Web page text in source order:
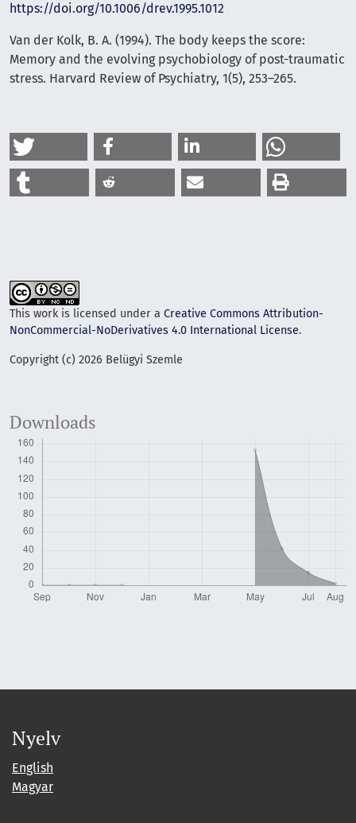
https://doi.org/10.1006/drev.1995.1012
Van der Kolk, B. A. (1994). The body keeps the score:
Memory and the evolving psychobiology of post-traumatic
stress. Harvard Review of Psychiatry, 1(5), 253–265.
This work is licensed under a Creative Commons Attribution-
NonCommercial-NoDerivatives 4.0 International License.
Copyright (c) 2026 Belügyi Szemle
Downloads
Nyelv
English
Magyar